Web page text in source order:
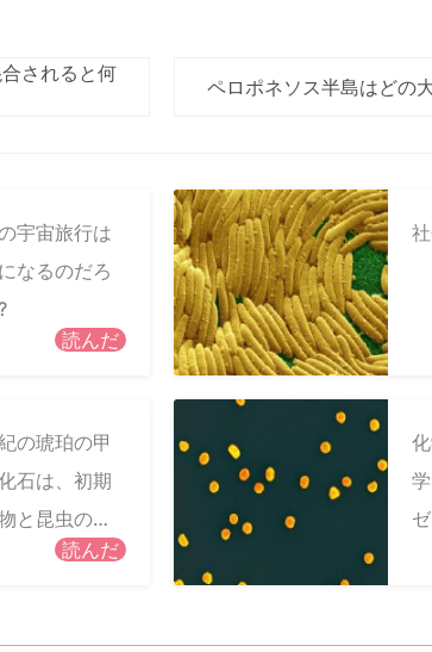
されると何
ペロポネソス半島はどの
宇宙旅行は
なるのだろ
読んだ
の琥珀の甲
石は、初期
と昆虫の関
の新しい洞察
読んだ